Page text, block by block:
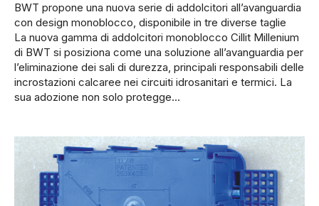
BWT propone una nuova serie di addolcitori all’avanguardia
con design monoblocco, disponibile in tre diverse taglie
La nuova gamma di addolcitori monoblocco Cillit Millenium
di BWT si posiziona come una soluzione all’avanguardia per
l’eliminazione dei sali di durezza, principali responsabili delle
incrostazioni calcaree nei circuiti idrosanitari e termici. La
sua adozione non solo protegge…